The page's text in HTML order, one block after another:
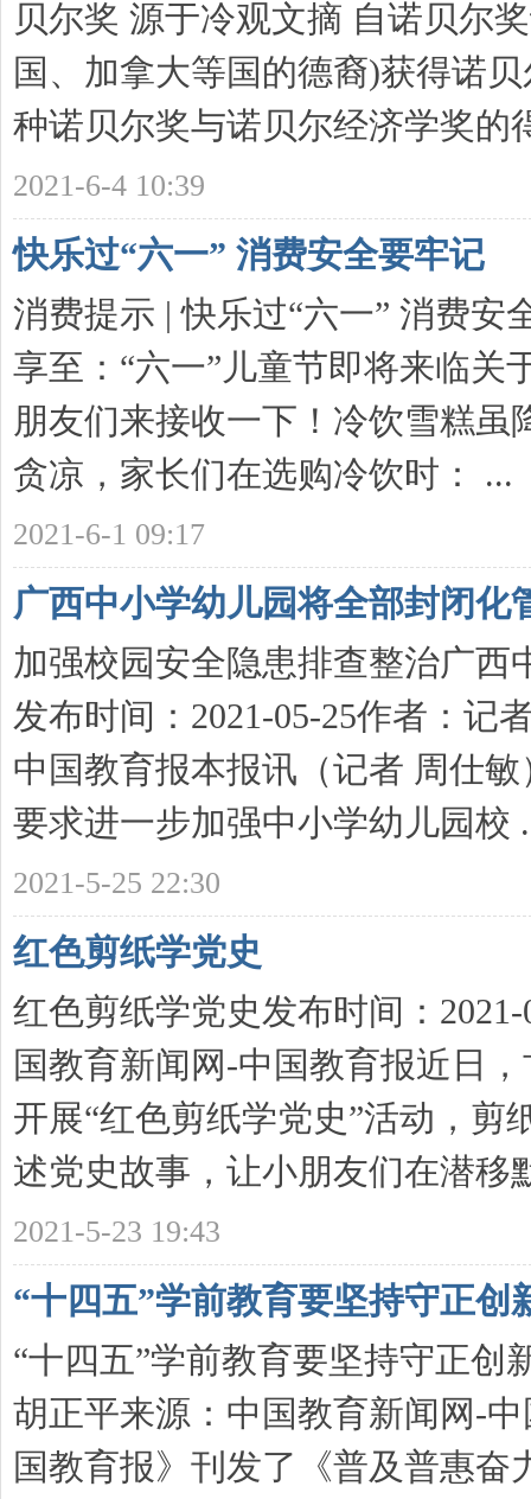
贝尔奖 源于冷观文摘 自诺贝尔
国、加拿大等国的德裔)获得诺
种诺贝尔奖与诺贝尔经济学奖的
2021-6-4 10:39
快乐过“六一” 消费安全要牢记
消费提示 | 快乐过“六一” 消费安
享至：“六一”儿童节即将来临关
朋友们来接收一下！冷饮雪糕
贪凉，家长们在选购冷饮时： ...
2021-6-1 09:17
广西中小学幼儿园将全部封闭化
加强校园安全隐患排查整治广
发布时间：2021-05-25作者：记
中国教育报本报讯（记者 周仕
要求进一步加强中小学幼儿园校
2021-5-25 22:30
红色剪纸学党史
红色剪纸学党史发布时间：
国教育新闻网-中国教育报近日
开展“红色剪纸学党史”活动，剪
述党史故事，让小朋友们在潜移
2021-5-23 19:43
“十四五”学前教育要坚持守正创
“十四五”学前教育要坚持守正创
胡正平来源：中国教育新闻网-
国教育报》刊发了《普及普惠